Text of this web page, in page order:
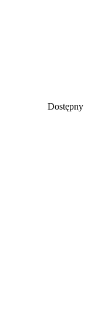
Dostępny